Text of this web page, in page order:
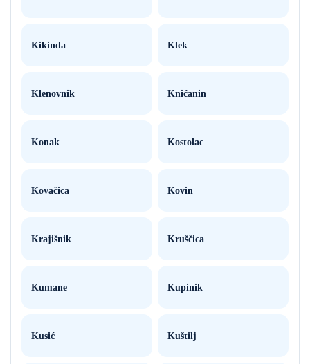
Kikinda Klek
Klenovnik Knićanin
Konak Kostolac
Kovačica Kovin
Krajišnik Kruščica
Kumane Kupinik
Kusić Kuštilj